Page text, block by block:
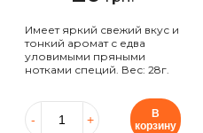
Имеет яркий свежий вкус и
тонкий аромат с едва
уловимыми пряными
нотками специй. Вес: 28г.
В
корзину